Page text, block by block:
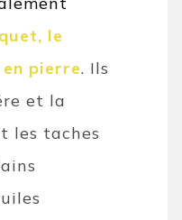
le
pierre. Ils
et la
les taches